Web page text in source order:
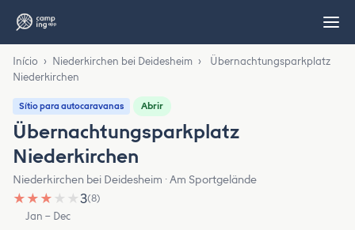
Início › Niederkirchen bei Deidesheim ›
Übernachtungsparkplatz
Niederkirchen
Sítio para autocaravanas Abrir
Übernachtungsparkplatz
Niederkirchen
Niederkirchen bei Deidesheim · Am Sportgelände
★ ★ ★ ★ ★3(8)
Jan – Dec